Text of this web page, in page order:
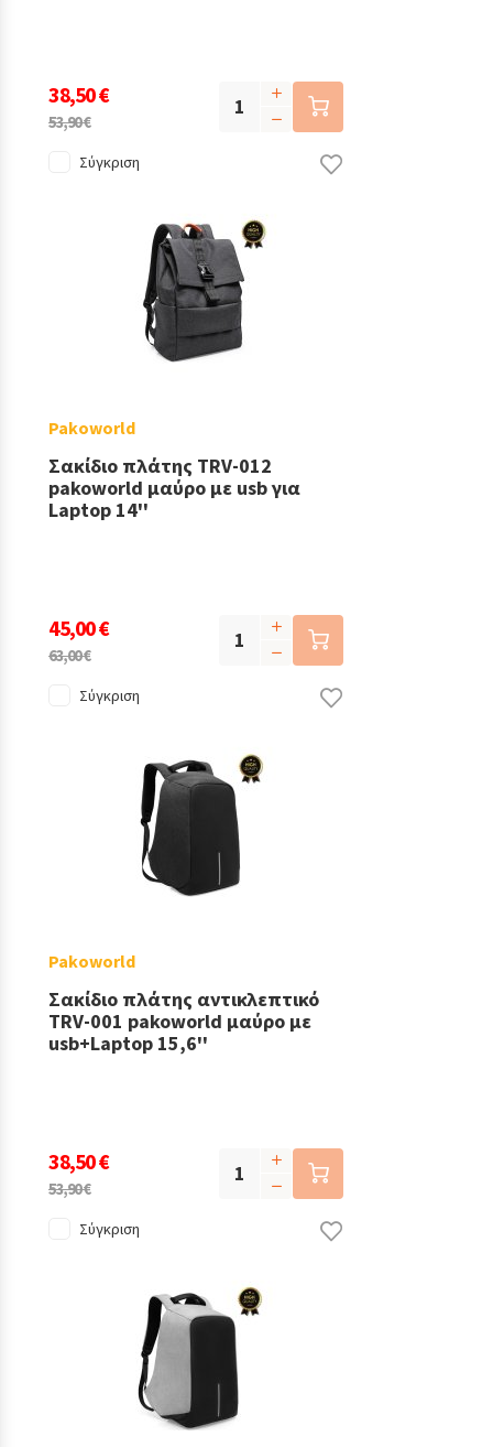
38,50 €
53,90 €
Σύγκριση
Pakoworld
Σακίδιο πλάτης TRV-012
pakoworld μαύρο με usb για
Laptop 14''
45,00 €
63,00 €
Σύγκριση
Pakoworld
Σακίδιο πλάτης αντικλεπτικό
TRV-001 pakoworld μαύρο με
usb+Laptop 15,6''
38,50 €
53,90 €
Σύγκριση